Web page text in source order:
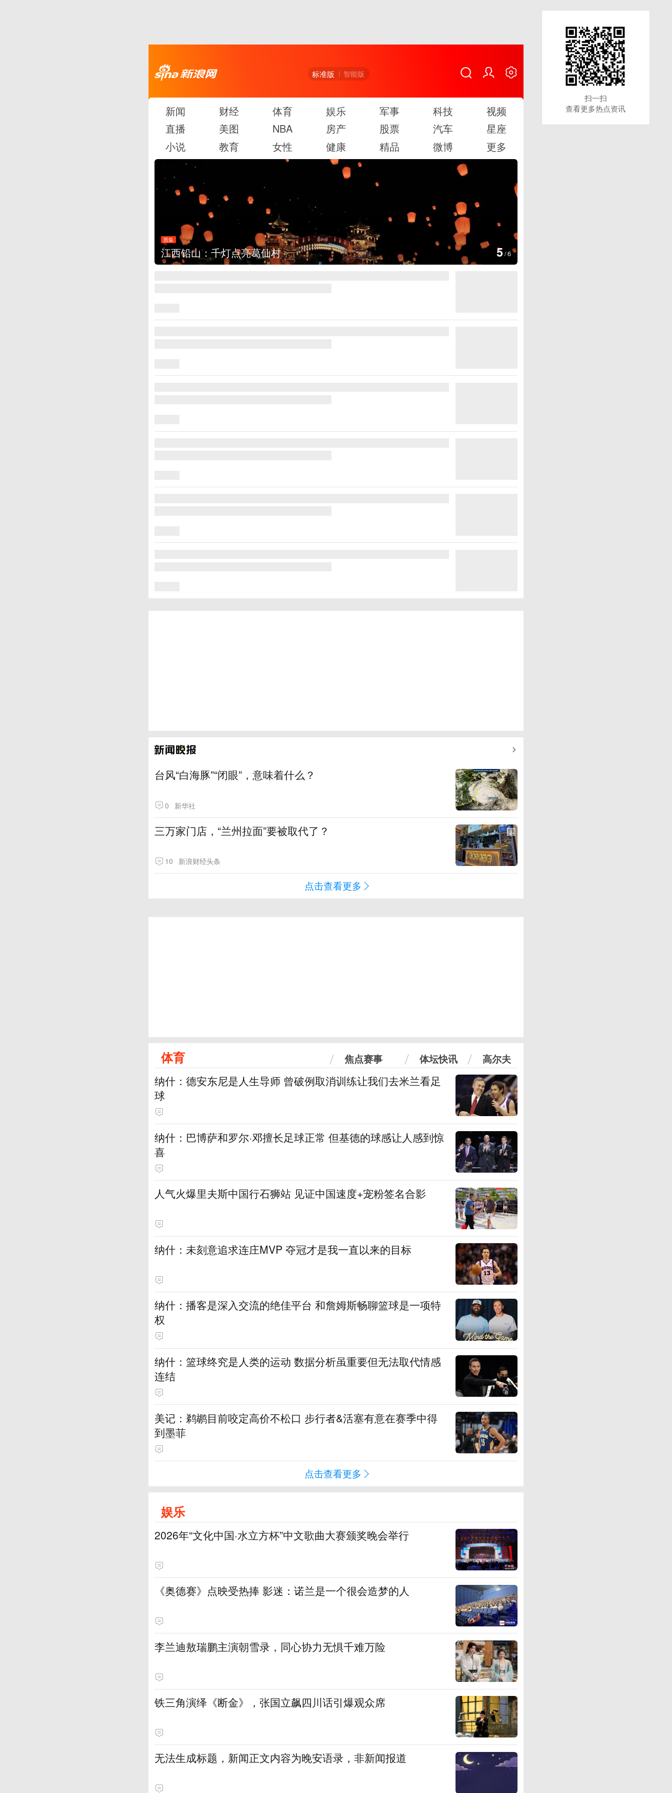
标准版 智能版
新闻 财经 体育 娱乐 军事 科技
视频
直播
美图 NBA 房产 股票 汽车
星座
小说
教育 女性 健康 精品 微博 更多
图集
江西铅山：千灯点亮葛仙村 5/6
台风“白海豚”“闭眼”，意味着什么？
0 新华社
三万家门店，“兰州拉面”要被取代了？
10 新浪财经头条
点击查看更多
体育 焦点赛事 体坛快讯 高尔夫
纳什：德安东尼是人生导师 曾破例取消训练让我们去米兰看足
球
纳什：巴博萨和罗尔·邓擅长足球正常 但基德的球感让人感到惊
喜
人气火爆里夫斯中国行石狮站 见证中国速度+宠粉签名合影
纳什：未刻意追求连庄MVP 夺冠才是我一直以来的目标
纳什：播客是深入交流的绝佳平台 和詹姆斯畅聊篮球是一项特
权
纳什：篮球终究是人类的运动 数据分析虽重要但无法取代情感
连结
美记：鹈鹕目前咬定高价不松口 步行者&活塞有意在赛季中得
到墨菲
点击查看更多
娱乐
2026年“文化中国·水立方杯”中文歌曲大赛颁奖晚会举行
《奥德赛》点映受热捧 影迷：诺兰是一个很会造梦的人
李兰迪敖瑞鹏主演朝雪录，同心协力无惧千难万险
铁三角演绎《断金》，张国立飙四川话引爆观众席
无法生成标题，新闻正文内容为晚安语录，非新闻报道
扫一扫
查看更多热点资讯
扫一扫
查看更多热点资讯